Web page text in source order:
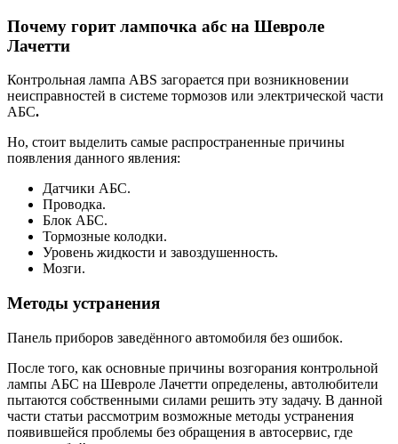
Почему горит лампочка абс на Шевроле
Лачетти
Контрольная лампа ABS загорается при возникновении
неисправностей в системе тормозов или электрической части
АБС.
Но, стоит выделить самые распространенные причины
появления данного явления:
Датчики АБС.
Проводка.
Блок АБС.
Тормозные колодки.
Уровень жидкости и завоздушенность.
Мозги.
Методы устранения
Панель приборов заведённого автомобиля без ошибок.
После того, как основные причины возгорания контрольной
лампы АБС на Шевроле Лачетти определены, автолюбители
пытаются собственными силами решить эту задачу. В данной
части статьи рассмотрим возможные методы устранения
появившейся проблемы без обращения в автосервис, где